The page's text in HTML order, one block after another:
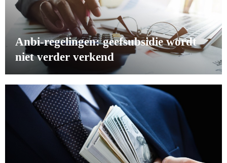
Anbi-regelingen: geefsubsidie wordt
niet verder verkend